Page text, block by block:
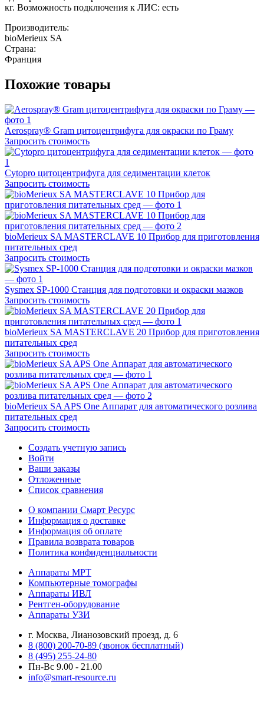
кг. Возможность подключения к ЛИС: есть
Производитель:
bioMerieux SA
Страна:
Франция
Похожие товары
Aerospray® Gram цитоцентрифуга для окраски по Граму
Запросить стоимость
Cytopro цитоцентрифуга для седиментации клеток
Запросить стоимость
bioMerieux SA MASTERCLAVE 10 Прибор для приготовления
питательных сред
Запросить стоимость
Sysmex SP-1000 Станция для подготовки и окраски мазков
Запросить стоимость
bioMerieux SA MASTERCLAVE 20 Прибор для приготовления
питательных сред
Запросить стоимость
bioMerieux SA APS One Аппарат для автоматического розлива
питательных сред
Запросить стоимость
Создать учетную запись
Войти
Ваши заказы
Отложенные
Список сравнения
О компании Смарт Ресурс
Информация о доставке
Информация об оплате
Правила возврата товаров
Политика конфиденциальности
Аппараты МРТ
Компьютерные томографы
Аппараты ИВЛ
Рентген-оборудование
Аппараты УЗИ
г. Москва, Лианозовский проезд, д. 6
8 (800) 200-70-89 (звонок бесплатный)
8 (495) 255-24-80
Пн-Вс 9.00 - 21.00
info@smart-resource.ru